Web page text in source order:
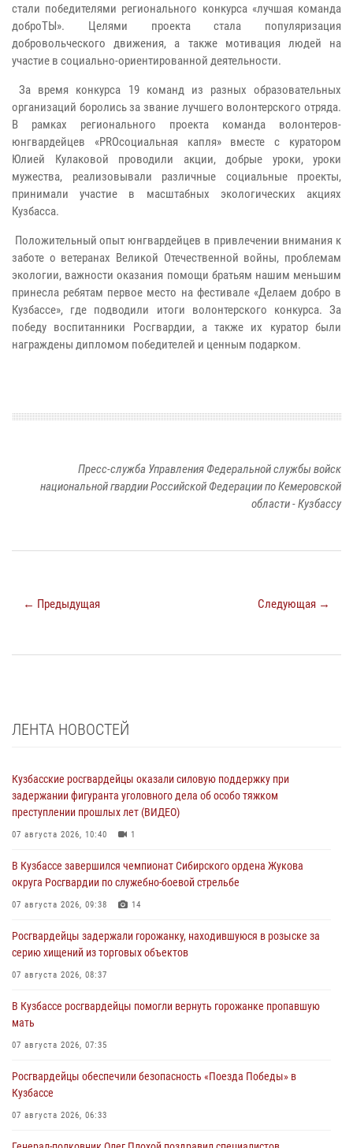
стали победителями регионального конкурса «лучшая команда
доброТЫ». Целями проекта стала популяризация
добровольческого движения, а также мотивация людей на
участие в социально-ориентированной деятельности.
За время конкурса 19 команд из разных образовательных
организаций боролись за звание лучшего волонтерского отряда.
В рамках регионального проекта команда волонтеров-
юнгвардейцев «PROсоциальная капля» вместе с куратором
Юлией Кулаковой проводили акции, добрые уроки, уроки
мужества, реализовывали различные социальные проекты,
принимали участие в масштабных экологических акциях
Кузбасса.
Положительный опыт юнгвардейцев в привлечении внимания к
заботе о ветеранах Великой Отечественной войны, проблемам
экологии, важности оказания помощи братьям нашим меньшим
принесла ребятам первое место на фестивале «Делаем добро в
Кузбассе», где подводили итоги волонтерского конкурса. За
победу воспитанники Росгвардии, а также их куратор были
награждены дипломом победителей и ценным подарком.
Пресс-служба Управления Федеральной службы войск
национальной гвардии Российской Федерации по Кемеровской
области - Кузбассу
← Предыдущая Следующая →
ЛЕНТА НОВОСТЕЙ
Кузбасские росгвардейцы оказали силовую поддержку при
задержании фигуранта уголовного дела об особо тяжком
преступлении прошлых лет (ВИДЕО)
07 августа 2026, 10:40 1
В Кузбассе завершился чемпионат Сибирского ордена Жукова
округа Росгвардии по служебно-боевой стрельбе
07 августа 2026, 09:38 14
Росгвардейцы задержали горожанку, находившуюся в розыске за
серию хищений из торговых объектов
07 августа 2026, 08:37
В Кузбассе росгвардейцы помогли вернуть горожанке пропавшую
мать
07 августа 2026, 07:35
Росгвардейцы обеспечили безопасность «Поезда Победы» в
Кузбассе
07 августа 2026, 06:33